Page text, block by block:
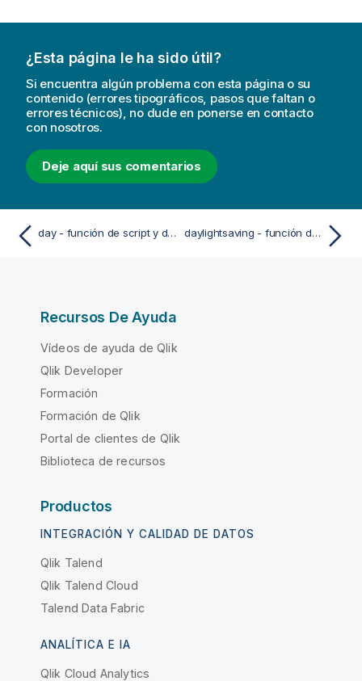
¿Esta página le ha sido útil?
Si encuentra algún problema con esta página o su
contenido (errores tipográficos, pasos que faltan o
errores técnicos), no dude en ponerse en contacto
con nosotros.
Deje aquí sus comentarios
day - función de script y de gráfico daylightsaving - función de script y de gráfico
Recursos De Ayuda
Vídeos de ayuda de Qlik
Qlik Developer
Formación
Formación de Qlik
Portal de clientes de Qlik
Biblioteca de recursos
Productos
INTEGRACIÓN Y CALIDAD DE DATOS
Qlik Talend
Qlik Talend Cloud
Talend Data Fabric
ANALÍTICA E IA
Qlik Cloud Analytics